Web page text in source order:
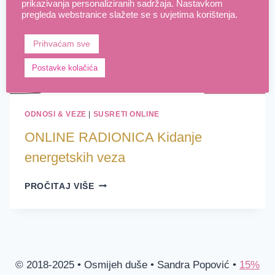
ODNOSI & VEZE | SUSRETI ONLINE
ONLINE RADIONICA Kidanje
energetskih veza
PROČITAJ VIŠEONLINE
© 2018-2025 • Osmijeh duše • Sandra Popović • 15%
prikazivanja personaliziranih sadržaja. Nastavkom
pregleda webstranice slažete se s uvjetima korištenja.
Prihvaćam sve
Postavke kolačića